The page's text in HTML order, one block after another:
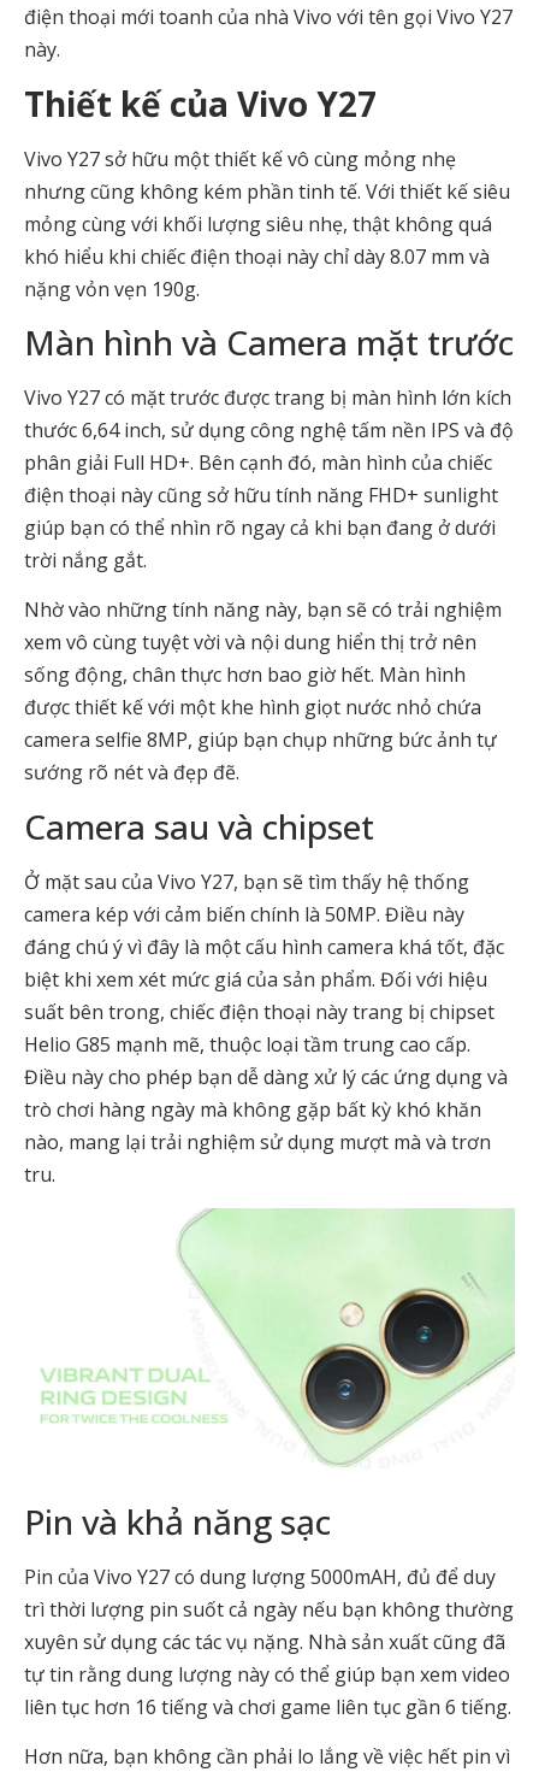
điện thoại mới toanh của nhà Vivo với tên gọi Vivo Y27
này.
Thiết kế của Vivo Y27
Vivo Y27 sở hữu một thiết kế vô cùng mỏng nhẹ
nhưng cũng không kém phần tinh tế. Với thiết kế siêu
mỏng cùng với khối lượng siêu nhẹ, thật không quá
khó hiểu khi chiếc điện thoại này chỉ dày 8.07 mm và
nặng vỏn vẹn 190g.
Màn hình và Camera mặt trước
Vivo Y27 có mặt trước được trang bị màn hình lớn kích
thước 6,64 inch, sử dụng công nghệ tấm nền IPS và độ
phân giải Full HD+. Bên cạnh đó, màn hình của chiếc
điện thoại này cũng sở hữu tính năng FHD+ sunlight
giúp bạn có thể nhìn rõ ngay cả khi bạn đang ở dưới
trời nắng gắt.
Nhờ vào những tính năng này, bạn sẽ có trải nghiệm
xem vô cùng tuyệt vời và nội dung hiển thị trở nên
sống động, chân thực hơn bao giờ hết. Màn hình
được thiết kế với một khe hình giọt nước nhỏ chứa
camera selfie 8MP, giúp bạn chụp những bức ảnh tự
sướng rõ nét và đẹp đẽ.
Camera sau và chipset
Ở mặt sau của Vivo Y27, bạn sẽ tìm thấy hệ thống
camera kép với cảm biến chính là 50MP. Điều này
đáng chú ý vì đây là một cấu hình camera khá tốt, đặc
biệt khi xem xét mức giá của sản phẩm. Đối với hiệu
suất bên trong, chiếc điện thoại này trang bị chipset
Helio G85 mạnh mẽ, thuộc loại tầm trung cao cấp.
Điều này cho phép bạn dễ dàng xử lý các ứng dụng và
trò chơi hàng ngày mà không gặp bất kỳ khó khăn
nào, mang lại trải nghiệm sử dụng mượt mà và trơn
tru.
Pin và khả năng sạc
Pin của Vivo Y27 có dung lượng 5000mAH, đủ để duy
trì thời lượng pin suốt cả ngày nếu bạn không thường
xuyên sử dụng các tác vụ nặng. Nhà sản xuất cũng đã
tự tin rằng dung lượng này có thể giúp bạn xem video
liên tục hơn 16 tiếng và chơi game liên tục gần 6 tiếng.
Hơn nữa, bạn không cần phải lo lắng về việc hết pin vì